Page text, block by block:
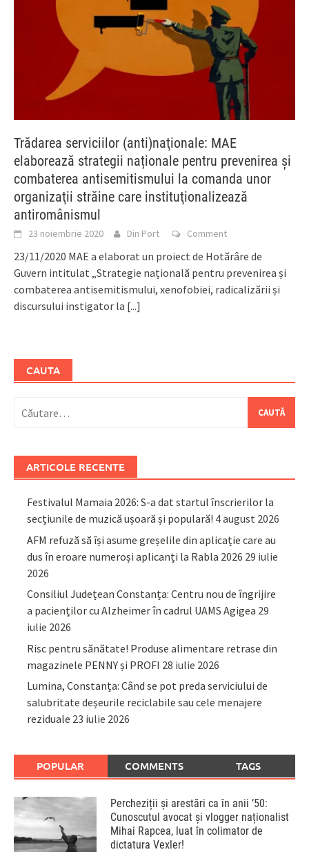
Trădarea serviciilor (anti)naţionale: MAE
elaborează strategii naționale pentru prevenirea și
combaterea antisemitismului la comanda unor
organizaţii străine care instituţionalizează
antiromânismul
23 noiembrie 2020 Din Port Comment
23/11/2020 MAE a elaborat un proiect de Hotărâre de
Guvern intitulat „Strategie națională pentru prevenirea și
combaterea antisemitismului, xenofobiei, radicalizării și
discursului instigator la [...]
CAUTA
după:
ARTICOLE RECENTE
Festivalul Mamaia 2026: S-a dat startul înscrierilor la
secțiunile de muzică ușoară și populară! 4 august 2026
AFM refuză să își asume greșelile din aplicație care au
dus în eroare numeroși aplicanți la Rabla 2026 29 iulie
2026
Consiliul Județean Constanța: Centru nou de îngrijire
a pacienților cu Alzheimer în cadrul UAMS Agigea 29
iulie 2026
Risc pentru sănătate! Produse alimentare retrase din
magazinele PENNY și PROFI 28 iulie 2026
Lumina, Constanța: Când se pot preda serviciului de
salubritate deșeurile reciclabile sau cele menajere
reziduale 23 iulie 2026
POPULAR COMMENTS TAGS
Percheziții și arestări ca în anii ’50:
Cunoscutul avocat și vlogger naționalist
Mihai Rapcea, luat în colimator de
dictatura Vexler!